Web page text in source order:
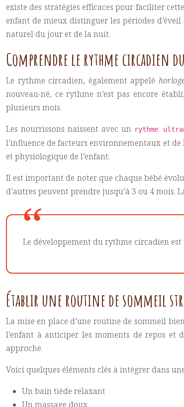
existe des stratégies efficaces pour faciliter
enfant de mieux distinguer les périodes
naturel du jour et de la nuit.
Comprendre le rythme circadien
Le rythme circadien, également appelé
nouveau-né, ce rythme n’est pas encore
plusieurs mois.
Les nourrissons naissent avec un rythme
l’influence de facteurs environnementaux et
et physiologique de l’enfant.
Il est important de noter que chaque bébé
d’autres peuvent prendre jusqu’à 3 ou 4 mois.
Le développement du rythme circadien est
Établir une routine de sommeil
La mise en place d’une routine de sommeil
l’enfant à anticiper les moments de repos et
approche.
Voici quelques éléments clés à intégrer dans
Un bain tiède relaxant
Un massage doux